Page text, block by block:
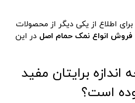
اطلاع از یکی دیگر از محصولات
فروش انواع نمک حمام اصل در این
برایتان مفید
است؟